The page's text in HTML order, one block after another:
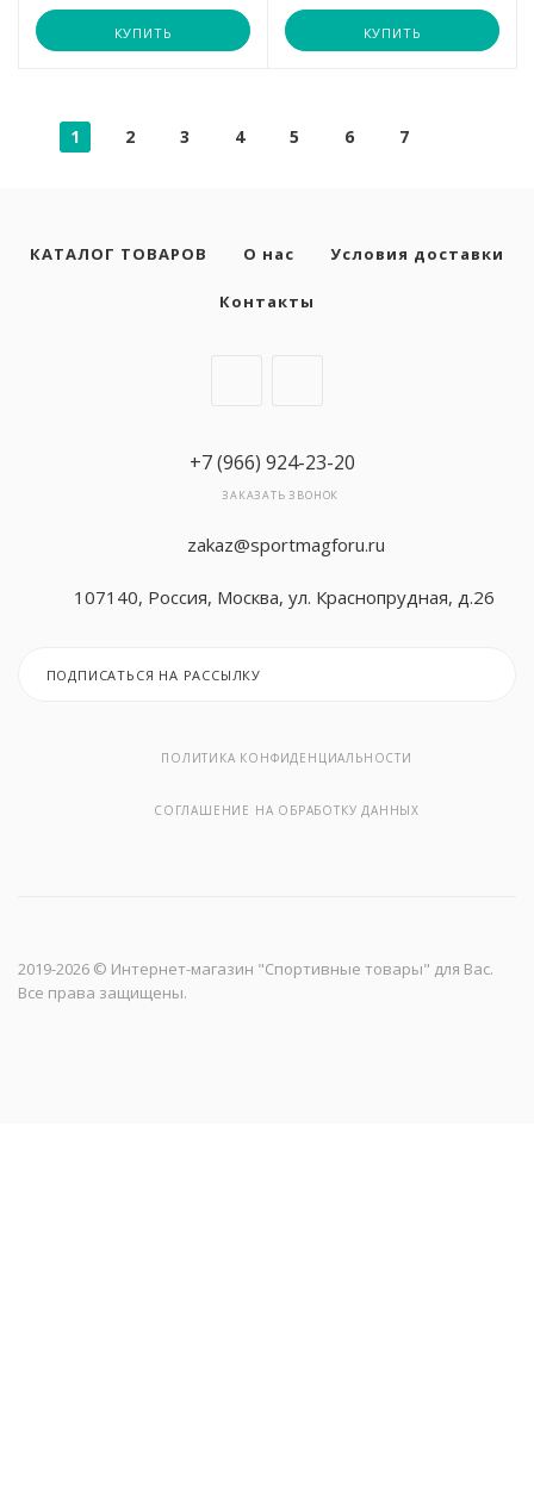
КУПИТЬ
Страна производства
Китай
94 х 20 х 30,5 см
КУПИТЬ
1 2 3 4 5 6 7
КАТАЛОГ ТОВАРОВ О нас Условия доставки
Контакты
+7 (966) 924-23-20
ЗАКАЗАТЬ ЗВОНОК
zakaz@sportmagforu.ru
107140, Россия, Москва, ул. Краснопрудная, д.26
ПОДПИСАТЬСЯ НА РАССЫЛКУ
ПОЛИТИКА КОНФИДЕНЦИАЛЬНОСТИ
СОГЛАШЕНИЕ НА ОБРАБОТКУ ДАННЫХ
2019-2026 © Интернет-магазин "Спортивные товары" для Вас.
Все права защищены.